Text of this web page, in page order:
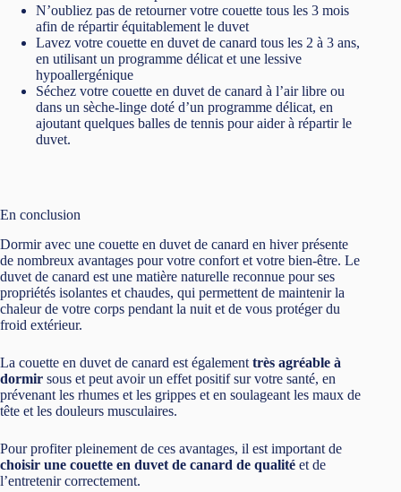
N’oubliez pas de retourner votre couette tous les 3 mois
afin de répartir équitablement le duvet
Lavez votre couette en duvet de canard tous les 2 à 3 ans,
en utilisant un programme délicat et une lessive
hypoallergénique
Séchez votre couette en duvet de canard à l’air libre ou
dans un sèche-linge doté d’un programme délicat, en
ajoutant quelques balles de tennis pour aider à répartir le
duvet.
En conclusion
Dormir avec une couette en duvet de canard en hiver présente
de nombreux avantages pour votre confort et votre bien-être. Le
duvet de canard est une matière naturelle reconnue pour ses
propriétés isolantes et chaudes, qui permettent de maintenir la
chaleur de votre corps pendant la nuit et de vous protéger du
froid extérieur.
La couette en duvet de canard est également très agréable à
dormir sous et peut avoir un effet positif sur votre santé, en
prévenant les rhumes et les grippes et en soulageant les maux de
tête et les douleurs musculaires.
Pour profiter pleinement de ces avantages, il est important de
choisir une couette en duvet de canard de qualité et de
l’entretenir correctement.